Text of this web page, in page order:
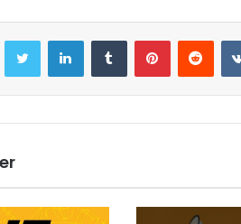
Twitter LinkedIn Tumblr Pinterest Reddit